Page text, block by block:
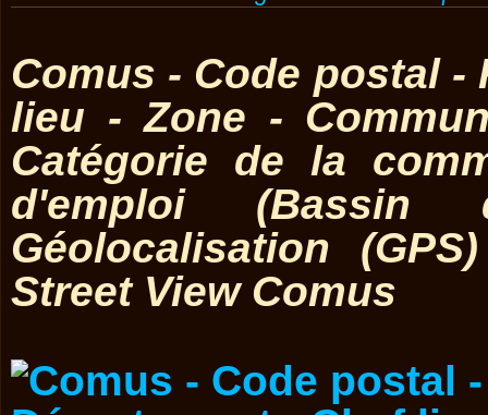
Comus - Code postal -
lieu - Zone -
Catégorie de la
d'emploi (Bassin
Géolocalisation
Street View Comus